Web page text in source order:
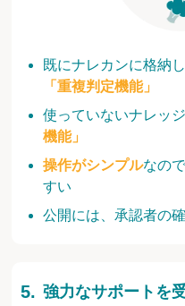
既にナレカンに格納
「重複判定機能」
使っていないナレッ
機能」
操作がシンプルなの
すい
公開には、承認者の
強力なサポートを